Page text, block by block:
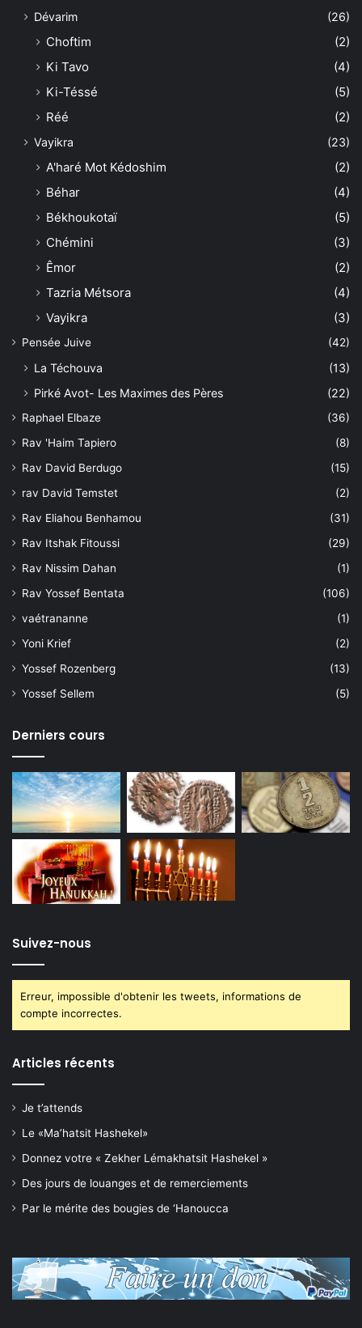
Dévarim (26)
Choftim
(2)
Ki Tavo
(4)
Ki-Téssé
(5)
Réé
(2)
Vayikra (23)
A'haré Mot Kédoshim
(2)
Béhar
(4)
Békhoukotaï
(5)
Chémini
(3)
Êmor
(2)
Tazria Métsora
(4)
Vayikra
(3)
Pensée Juive (42)
La Téchouva
(13)
Pirké Avot- Les Maximes des Pères
(22)
Raphael Elbaze
(36)
Rav 'Haim Tapiero
(8)
Rav David Berdugo
(15)
rav David Temstet
(2)
Rav Eliahou Benhamou
(31)
Rav Itshak Fitoussi
(29)
Rav Nissim Dahan
(1)
Rav Yossef Bentata
(106)
vaétrananne
(1)
Yoni Krief
(2)
Yossef Rozenberg
(13)
Yossef Sellem
(5)
Derniers cours
Suivez-nous
Erreur, impossible d'obtenir les tweets, informations de
compte incorrectes.
Articles récents
Je t’attends
Le «Ma’hatsit Hashekel»
Donnez votre « Zekher Lémakhatsit Hashekel »
Des jours de louanges et de remerciements
Par le mérite des bougies de ‘Hanoucca